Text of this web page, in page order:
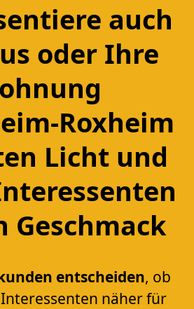
auch
oder Ihre
Roxheim
Licht und
Geschmack
entscheiden, ob
näher für